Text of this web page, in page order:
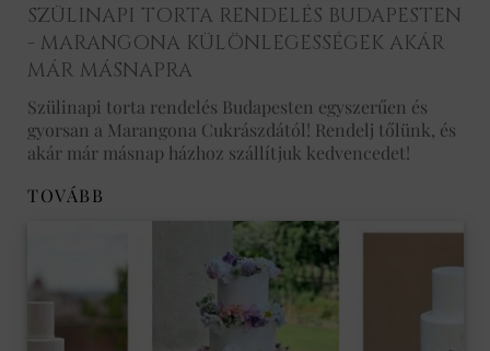
SZÜLINAPI TORTA RENDELÉS BUDAPESTEN
- MARANGONA KÜLÖNLEGESSÉGEK AKÁR
MÁR MÁSNAPRA
Szülinapi torta rendelés Budapesten egyszerűen és
gyorsan a Marangona Cukrászdától! Rendelj tőlünk, és
akár már másnap házhoz szállítjuk kedvencedet!
TOVÁBB